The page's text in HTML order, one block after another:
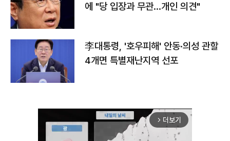
에 "당 입장과 무관…개인 의견"
李대통령, '호우피해' 안동·의성 관할
4개면 특별재난지역 선포
arrow_forward_ios 더보기